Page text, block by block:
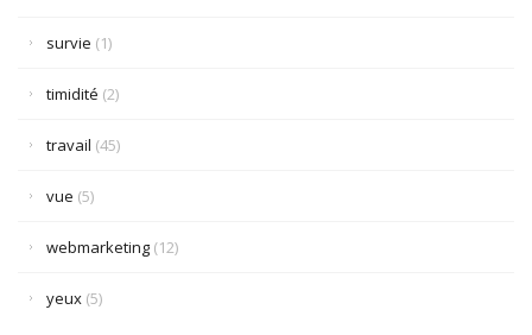
survie (1)
timidité (2)
travail (45)
vue (5)
webmarketing (12)
yeux (5)